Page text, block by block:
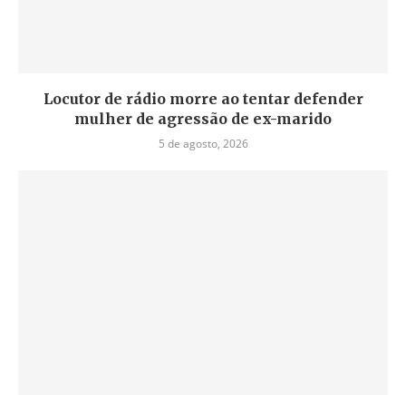
Locutor de rádio morre ao tentar defender
mulher de agressão de ex-marido
5 de agosto, 2026